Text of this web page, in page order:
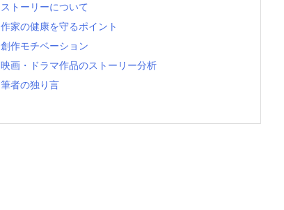
ストーリーについて
作家の健康を守るポイント
創作モチベーション
映画・ドラマ作品のストーリー分析
筆者の独り言